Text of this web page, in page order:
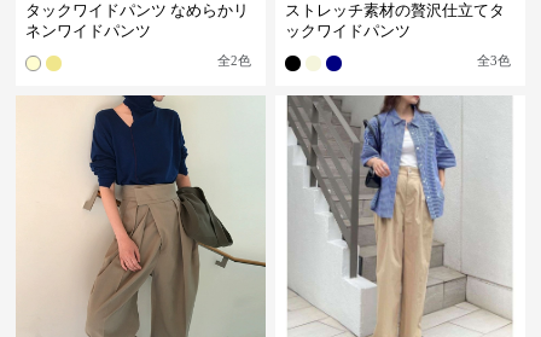
タックワイドパンツ なめらかリ
ネンワイドパンツ
全2色
ストレッチ素材の贅沢仕立てタ
ックワイドパンツ
全3色